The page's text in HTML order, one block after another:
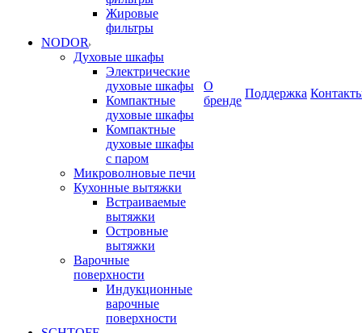
Жировые
фильтры
NODOR
Духовые шкафы
Электрические
духовые шкафы
Компактные
духовые шкафы
Компактные
духовые шкафы
с паром
Микроволновые печи
Кухонные вытяжки
Встраиваемые
вытяжки
Островные
вытяжки
Варочные
поверхности
Индукционные
варочные
поверхности
О
бренде
Поддержка